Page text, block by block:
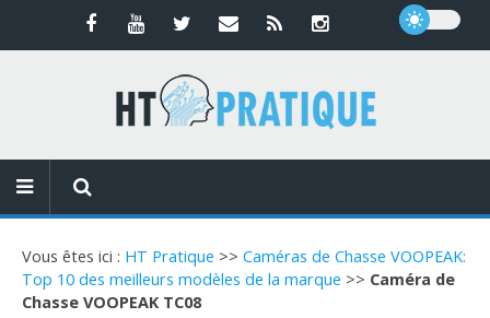
Vous êtes ici : HT Pratique >> Caméras de Chasse VOOPEAK:
Top 10 des meilleurs modèles de la marque >> Caméra de
Chasse VOOPEAK TC08